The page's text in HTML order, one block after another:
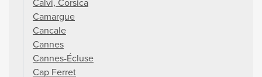
Camargue
Cancale
Cannes
Cannes-Écluse
Cap Ferret